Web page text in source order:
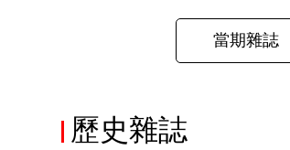
當期雜誌
歷史雜誌